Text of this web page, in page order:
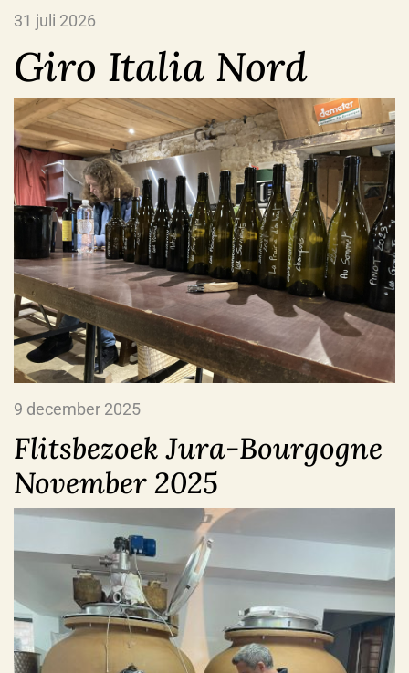
31 juli 2026
Giro Italia Nord
9 december 2025
Flitsbezoek Jura-Bourgogne
November 2025